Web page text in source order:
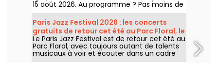
15 août 2026. Au programme ? Pas moins de
16 concerts donnés au sein des Arènes de
Montmartre, un cadre idyllique pour écouter
les grands classiques.
Paris Jazz Festival 2026 : les concerts
gratuits de retour cet été au Parc Floral, le
programme
Le Paris Jazz Festival est de retour cet été au
Parc Floral, avec toujours autant de talents
musicaux à voir et écouter dans un cadre
bucolique. Voici le programme des concerts